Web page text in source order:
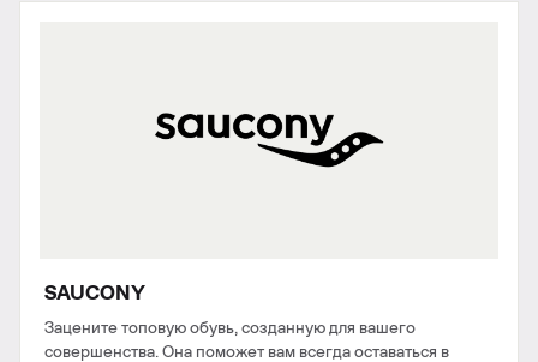
SAUCONY
Зацените топовую обувь, созданную для вашего
совершенства. Она поможет вам всегда оставаться в